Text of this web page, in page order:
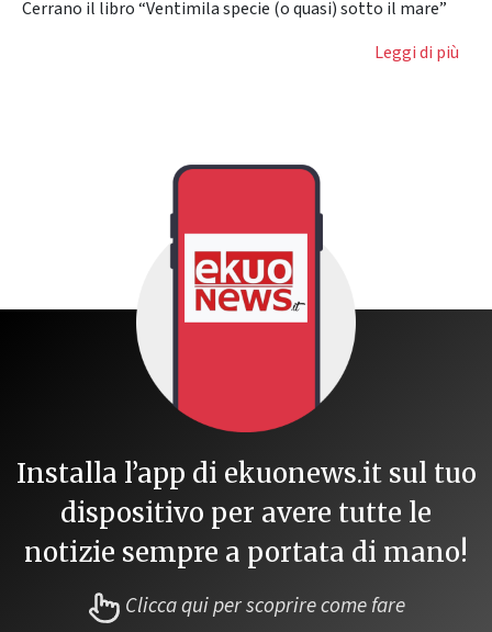
Cerrano il libro “Ventimila specie (o quasi) sotto il mare”
Leggi di più
Installa l’app di ekuonews.it sul tuo
dispositivo per avere tutte le
notizie sempre a portata di mano!
Clicca qui per scoprire come fare